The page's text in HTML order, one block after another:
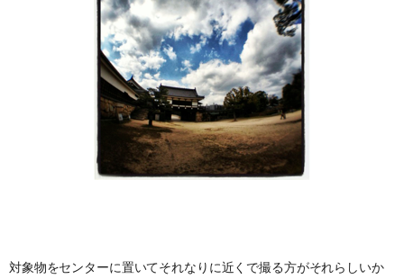
対象物をセンターに置いてそれなりに近くで撮る方がそれらしいか